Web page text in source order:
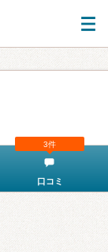
口コミ
3件